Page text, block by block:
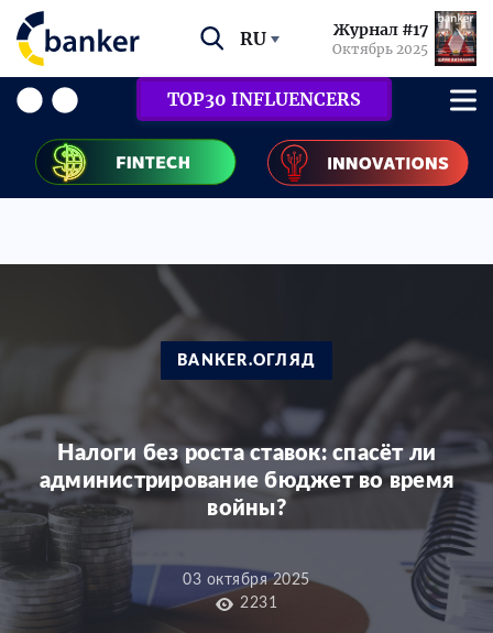
RU Журнал #17
Октябрь 2025
TOP30 INFLUENCERS
BANKER.ОГЛЯД
Налоги без роста ставок: спасёт ли
администрирование бюджет во время
войны?
03 октября 2025
2231